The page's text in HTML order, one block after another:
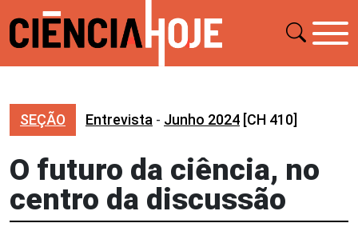
SEÇÃO Entrevista - Junho 2024 [CH 410]
O futuro da ciência, no
centro da discussão